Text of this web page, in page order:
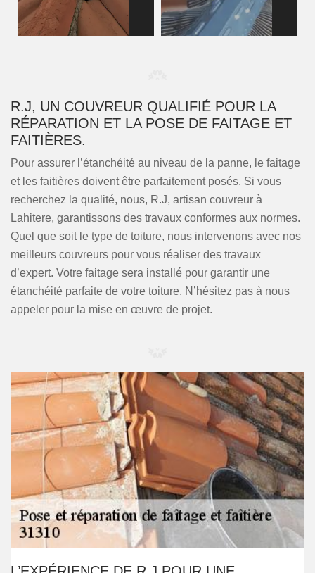
R.J, UN COUVREUR QUALIFIÉ POUR LA
RÉPARATION ET LA POSE DE FAITAGE ET
FAITIÈRES.
Pour assurer l’étanchéité au niveau de la panne, le faitage
et les faitières doivent être parfaitement posés. Si vous
recherchez la qualité, nous, R.J, artisan couvreur à
Lahitere, garantissons des travaux conformes aux normes.
Quel que soit le type de toiture, nous intervenons avec nos
meilleurs couvreurs pour vous réaliser des travaux
d’expert. Votre faitage sera installé pour garantir une
étanchéité parfaite de votre toiture. N’hésitez pas à nous
appeler pour la mise en œuvre de projet.